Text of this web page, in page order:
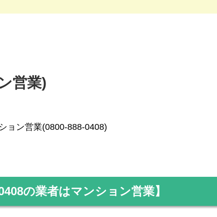
営業)
ョン営業(0800-888-0408)
の業者はマンション営業】